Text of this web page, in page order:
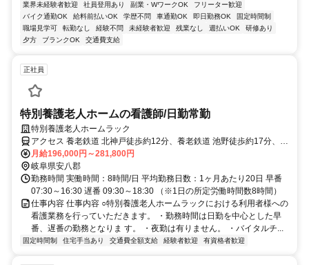
業界未経験者歓迎 社員登用あり 副業・WワークOK
フリーター歓迎
バイク通勤OK
給料前払いOK 学歴不問 車通勤OK 即日勤務OK
固定時間制
職場見学可
転勤なし 経験不問 未経験者歓迎 残業なし 週払いOK
研修あり
夕方
ブランクOK 交通費支給
正社員
特別養護老人ホームの看護師/日勤常勤
特別養護老人ホームラック
アクセス 養老鉄道 北神戸徒歩約12分、養老鉄道 池野徒歩約17分、養
老鉄道 広神戸徒歩約26分
月給196,000円～281,800円
岐阜県安八郡
勤務時間 実働時間：8時間/日 平均勤務日数：1ヶ月あたり20日 早番
07:30～16:30 遅番 09:30～18:30 （※1日の所定労働時間数8時間）
仕事内容 仕事内容 ○特別養護老人ホームラックにおける利用者様への
看護業務を行っていただきます。 ・勤務時間は日勤を中心とした早
番、遅番の勤務となりま す。 ・夜勤は有りません。 ・バイタルチ...
固定時間制 住宅手当あり 交通費全額支給 経験者歓迎 有資格者歓迎